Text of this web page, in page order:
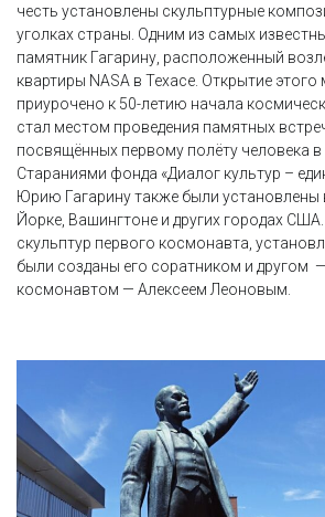
честь установлены скульптурные
уголках страны. Одним из самых
памятник Гагарину, расположенный
квартиры NASA в Техасе. Открытие
приурочено к 50-летию начала
стал местом проведения памятных
посвящённых первому полёту человека в
Стараниями фонда «Диалог культур –
Юрию Гагарину также были установлены
Йорке, Вашингтоне и других городах
скульптур первого космонавта,
были созданы его соратником и другом
космонавтом — Алексеем Леоновым.